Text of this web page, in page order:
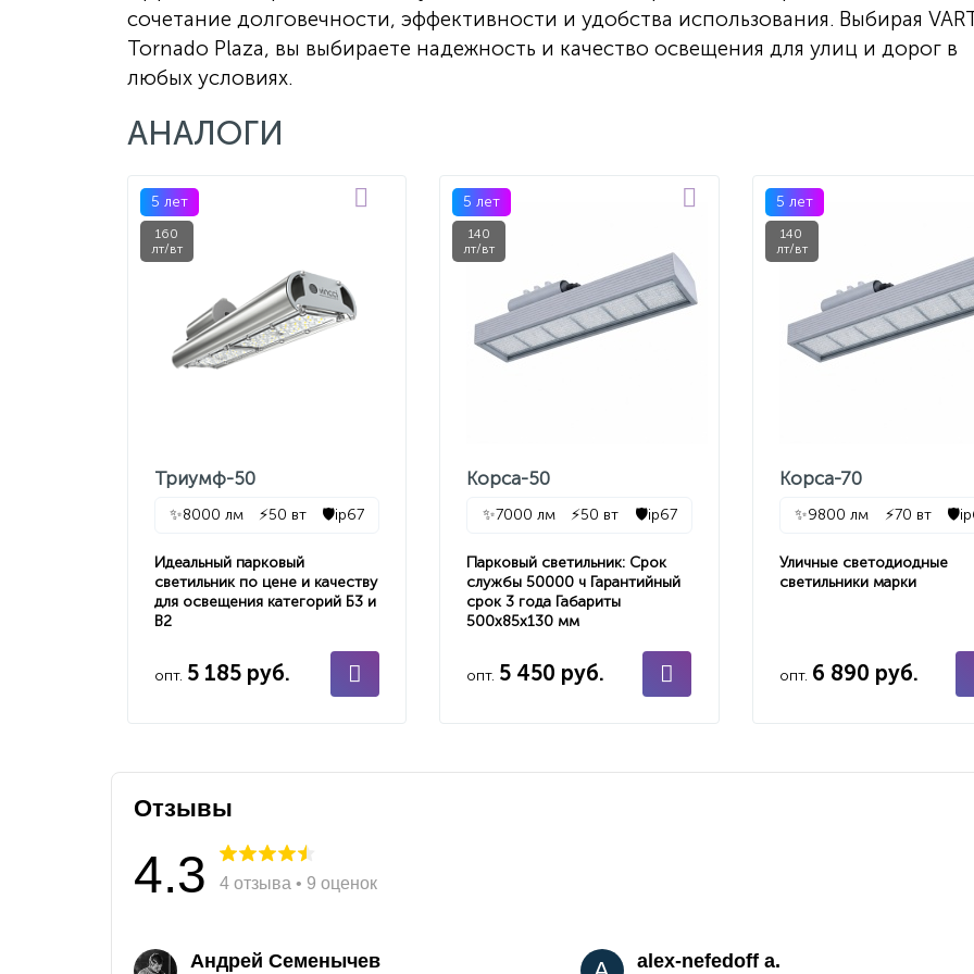
сочетание долговечности, эффективности и удобства использования. Выбирая
Tornado Plaza, вы выбираете надежность и качество освещения для улиц и дорог в
любых условиях.
АНАЛОГИ
5 лет
160
лт/вт
Триумф-50
✨8000 лм ⚡50 вт 🛡️ip67
Идеальный парковый
светильник по цене и качеству
для освещения категорий Б3 и
В2
опт. 5 185 руб.
5 лет
140
лт/вт
Корса-50
✨7000 лм ⚡50 вт 🛡️ip67
Парковый светильник: Срок
службы 50000 ч Гарантийный
срок 3 года Габариты
500х85х130 мм
опт. 5 450 руб.
5 лет
140
лт/вт
Корса-70
✨9800 лм ⚡70 вт 🛡️
Уличные светодиодные
светильники марки
опт. 6 890 руб.
Отзывы
4.3 4 отзыва • 9 оценок
Андрей Семенычев alex-nefedoff a.